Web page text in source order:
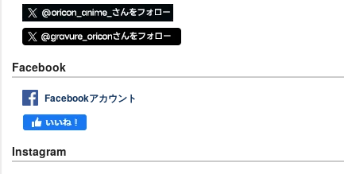
Facebook
Facebookアカウント
Instagram